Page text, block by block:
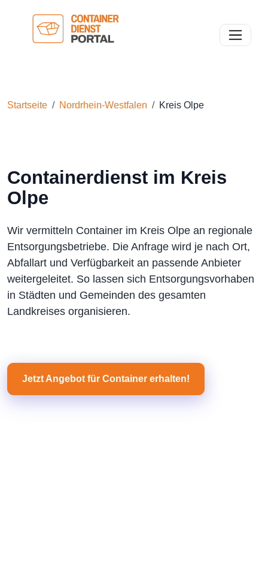
Toggle
Startseite Nordrhein-Westfalen Kreis Olpe
Containerdienst im Kreis
Olpe
Wir vermitteln Container im Kreis Olpe an regionale
Entsorgungsbetriebe. Die Anfrage wird je nach Ort,
Abfallart und Verfügbarkeit an passende Anbieter
weitergeleitet. So lassen sich Entsorgungsvorhaben
in Städten und Gemeinden des gesamten
Landkreises organisieren.
Jetzt Angebot für Container erhalten!